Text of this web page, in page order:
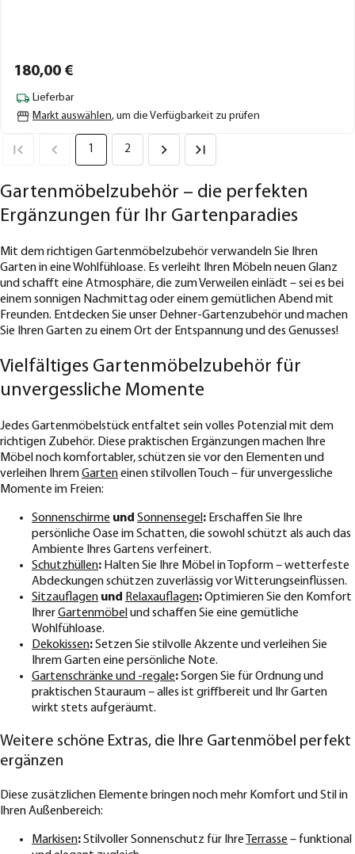
180,00 €
Lieferbar
Markt auswählen, um die Verfügbarkeit zu prüfen
1 2
Gartenmöbelzubehör – die perfekten
Ergänzungen für Ihr Gartenparadies
Mit dem richtigen Gartenmöbelzubehör verwandeln Sie Ihren
Garten in eine Wohlfühloase. Es verleiht Ihren Möbeln neuen Glanz
und schafft eine Atmosphäre, die zum Verweilen einlädt – sei es bei
einem sonnigen Nachmittag oder einem gemütlichen Abend mit
Freunden. Entdecken Sie unser Dehner-Gartenzubehör und machen
Sie Ihren Garten zu einem Ort der Entspannung und des Genusses!
Vielfältiges Gartenmöbelzubehör für
unvergessliche Momente
Jedes Gartenmöbelstück entfaltet sein volles Potenzial mit dem
richtigen Zubehör. Diese praktischen Ergänzungen machen Ihre
Möbel noch komfortabler, schützen sie vor den Elementen und
verleihen IhremGarteneinen stilvollen Touch – für unvergessliche
Momente im Freien:
Sonnenschirme und Sonnensegel : Erschaffen Sie Ihre
persönliche Oase im Schatten, die sowohl schützt als auch das
Ambiente Ihres Gartens verfeinert.
Schutzhüllen: Halten Sie Ihre Möbel in Topform – wetterfeste
Abdeckungen schützen zuverlässig vor Witterungseinflüssen.
Sitzauflagen und Relaxauflagen:Optimieren Sie den Komfort
IhrerGartenmöbel und schaffen Sie eine gemütliche
Wohlfühloase.
Dekokissen:Setzen Sie stilvolle Akzente und verleihen Sie
Ihrem Garten eine persönliche Note.
Gartenschränke und -regale:Sorgen Sie für Ordnung und
praktischen Stauraum – alles ist griffbereit und Ihr Garten
wirkt stets aufgeräumt.
Weitere schöne Extras, die Ihre Gartenmöbel perfekt
ergänzen
Diese zusätzlichen Elemente bringen noch mehr Komfort und Stil in
Ihren Außenbereich:
Markisen:Stilvoller Sonnenschutz für Ihre Terrasse – funktional